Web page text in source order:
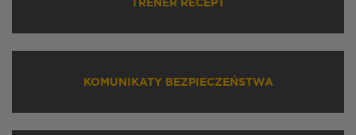
TRENER RECEPT
KOMUNIKATY BEZPIECZEŃSTWA